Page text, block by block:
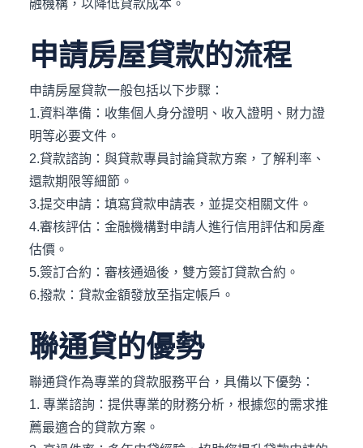
融機構，以降低貸款成本。
申請房屋貸款的流程
申請房屋貸款一般包括以下步驟：
1.資料準備：收集個人身分證明、收入證明、財力證
明等必要文件。
2.貸款諮詢：與貸款專員討論貸款方案，了解利率、
還款期限等細節。
3.提交申請：填寫貸款申請表，並提交相關文件。
4.審核評估：金融機構對申請人進行信用評估和房產
估價。
5.簽訂合約：審核通過後，雙方簽訂貸款合約。
6.撥款：貸款金額發放至指定帳戶。
聯通貸的優勢
聯通貸作為專業的貸款服務平台，具備以下優勢：
1. 專業諮詢：提供專業的財務分析，根據您的需求推
薦最適合的貸款方案。